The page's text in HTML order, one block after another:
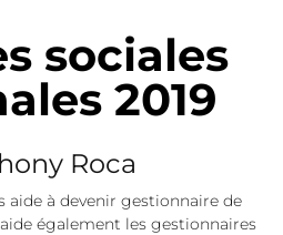
sociales
2019
Roca
aide à devenir gestionnaire de
également les gestionnaires